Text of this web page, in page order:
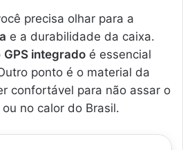
precisa olhar para a
e a durabilidade da caixa.
GPS integrado é essencial
ponto é o material da
confortável para não assar o
no calor do Brasil.